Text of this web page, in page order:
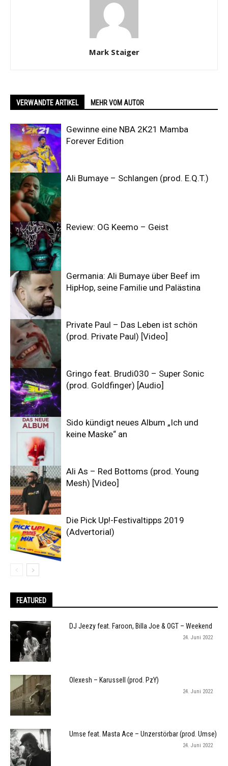
Mark Staiger
VERWANDTE ARTIKEL MEHR VOM AUTOR
Gewinne eine NBA 2K21 Mamba
Forever Edition
Ali Bumaye – Schlangen (prod. E.Q.T.)
Review: OG Keemo – Geist
Germania: Ali Bumaye über Beef im
HipHop, seine Familie und Palästina
Private Paul – Das Leben ist schön
(prod. Private Paul) [Video]
Gringo feat. Brudi030 – Super Sonic
(prod. Goldfinger) [Audio]
Sido kündigt neues Album „Ich und
keine Maske“ an
Ali As – Red Bottoms (prod. Young
Mesh) [Video]
Die Pick Up!-Festivaltipps 2019
(Advertorial)
FEATURED
DJ Jeezy feat. Faroon, Billa Joe & OGT – Weekend
24. Juni 2022
Olexesh – Karussell (prod. PzY)
24. Juni 2022
Umse feat. Masta Ace – Unzerstörbar (prod. Umse)
24. Juni 2022